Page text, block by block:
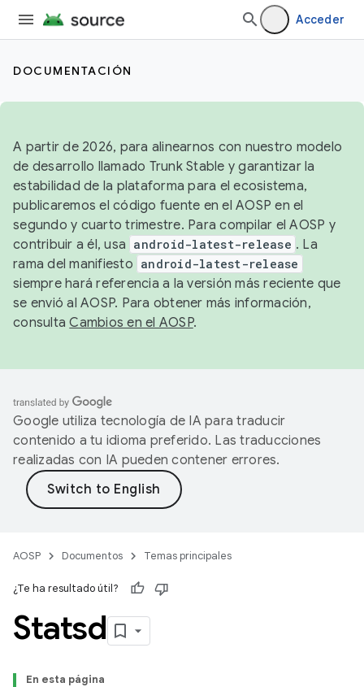
Acceder
DOCUMENTACIÓN
A partir de 2026, para alinearnos con nuestro modelo
de desarrollo llamado Trunk Stable y garantizar la
estabilidad de la plataforma para el ecosistema,
publicaremos el código fuente en el AOSP en el
segundo y cuarto trimestre. Para compilar el AOSP y
contribuir a él, usa android-latest-release . La
rama del manifiesto android-latest-release
siempre hará referencia a la versión más reciente que
se envió al AOSP. Para obtener más información,
consultaCambios en el AOSP.
Google utiliza tecnología de IA para traducir
contenido a tu idioma preferido. Las traducciones
realizadas con IA pueden contener errores.
AOSP Documentos Temas principales
¿Te ha resultado útil?
Statsd
En esta página